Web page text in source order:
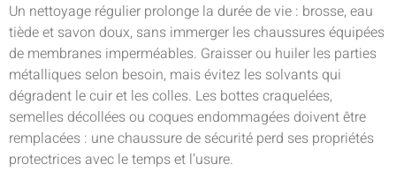
Un nettoyage régulier prolonge la durée de vie : brosse, eau
tiède et savon doux, sans immerger les chaussures équipées
de membranes imperméables. Graisser ou huiler les parties
métalliques selon besoin, mais évitez les solvants qui
dégradent le cuir et les colles. Les bottes craquelées,
semelles décollées ou coques endommagées doivent être
remplacées : une chaussure de sécurité perd ses propriétés
protectrices avec le temps et l’usure.